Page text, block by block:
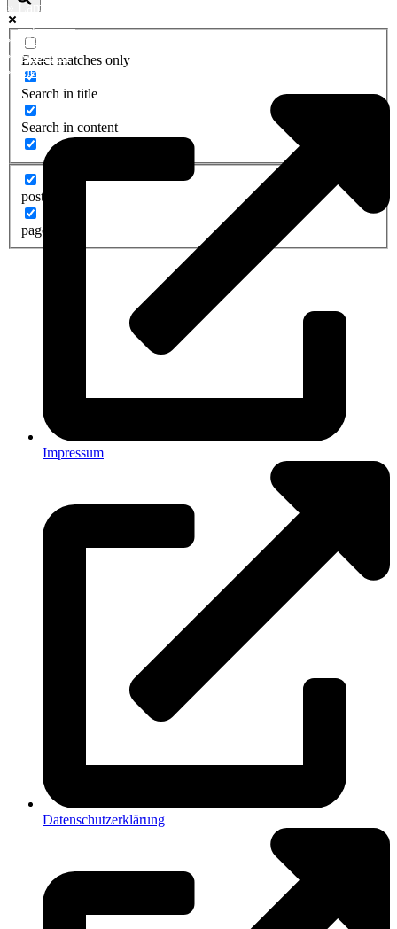
Exact matches only
Search in title
Search in content
post
page
»
Lambrechtshagen
»
»
Pölchow
»
Stäbelow
»
Ziesendorf
Impressum
Datenschutzerklärung